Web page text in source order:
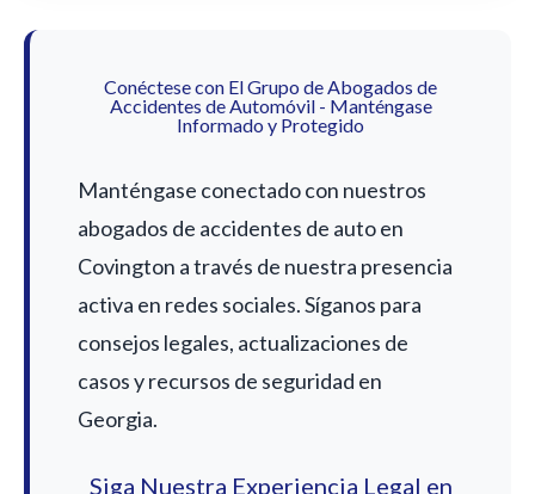
Conéctese con El Grupo de Abogados de
Accidentes de Automóvil - Manténgase
Informado y Protegido
Manténgase conectado con nuestros
abogados de accidentes de auto en
Covington a través de nuestra presencia
activa en redes sociales. Síganos para
consejos legales, actualizaciones de
casos y recursos de seguridad en
Georgia.
Siga Nuestra Experiencia Legal en